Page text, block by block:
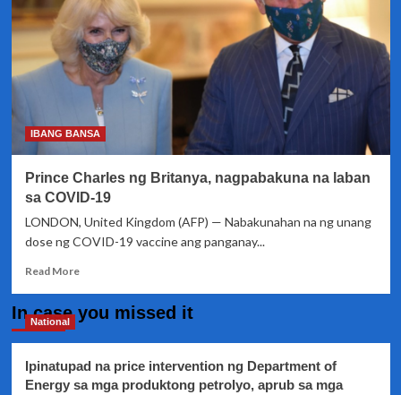
hindi
nasaktan
nang
bakunahan
IBANG BANSA
Prince Charles ng Britanya, nagpabakuna na laban
sa COVID-19
LONDON, United Kingdom (AFP) — Nabakunahan na ng unang
dose ng COVID-19 vaccine ang panganay...
Read MoreRead
Prince
Britanya,
nagpabakuna
In case you missed it
National
Ipinatupad na price intervention ng Department of
Energy sa mga produktong petrolyo, aprub sa mga